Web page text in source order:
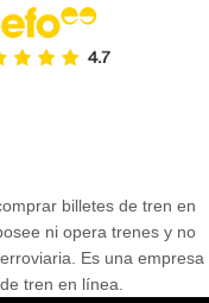
billetes de tren en
ni opera trenes y no
Es una empresa
tren en línea.